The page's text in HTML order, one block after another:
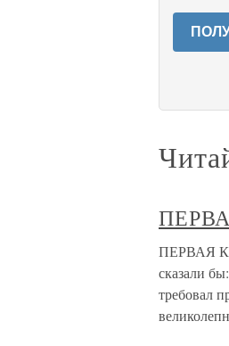
ПЕРВАЯ
сказали
требовал